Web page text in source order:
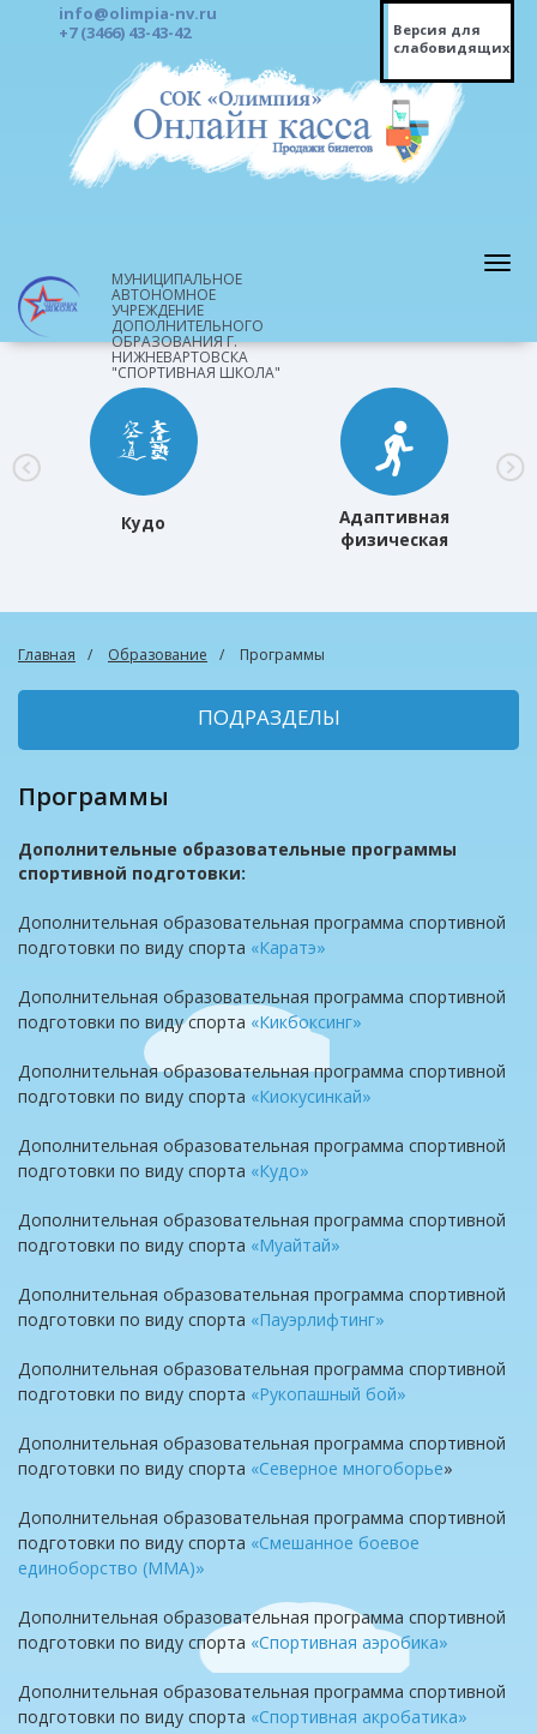
info@olimpia-nv.ru
+7 (3466) 43-43-42
Версия для
слабовидящих
МУНИЦИПАЛЬНОЕ
АВТОНОМНОЕ
УЧРЕЖДЕНИЕ
ДОПОЛНИТЕЛЬНОГО
ОБРАЗОВАНИЯ Г.
НИЖНЕВАРТОВСКА
"СПОРТИВНАЯ ШКОЛА"
Кудо
Адаптивная
физическая
Главная Образование Программы
ПОДРАЗДЕЛЫ
Программы
Дополнительные образовательные программы
спортивной подготовки:
Дополнительная образовательная программа спортивной
подготовки по виду спорта «Каратэ»
Дополнительная образовательная программа спортивной
подготовки по виду спорта «Кикбоксинг»
Дополнительная образовательная программа спортивной
подготовки по виду спорта «Киокусинкай»
Дополнительная образовательная программа спортивной
подготовки по виду спорта «Кудо»
Дополнительная образовательная программа спортивной
подготовки по виду спорта «Муайтай»
Дополнительная образовательная программа спортивной
подготовки по виду спорта «Пауэрлифтинг»
Дополнительная образовательная программа спортивной
подготовки по виду спорта «Рукопашный бой»
Дополнительная образовательная программа спортивной
подготовки по виду спорта «Северное многоборье»
Дополнительная образовательная программа спортивной
подготовки по виду спорта «Смешанное боевое
единоборство (ММА)»
Дополнительная образовательная программа спортивной
подготовки по виду спорта «Спортивная аэробика»
Дополнительная образовательная программа спортивной
подготовки по виду спорта «Спортивная акробатика»